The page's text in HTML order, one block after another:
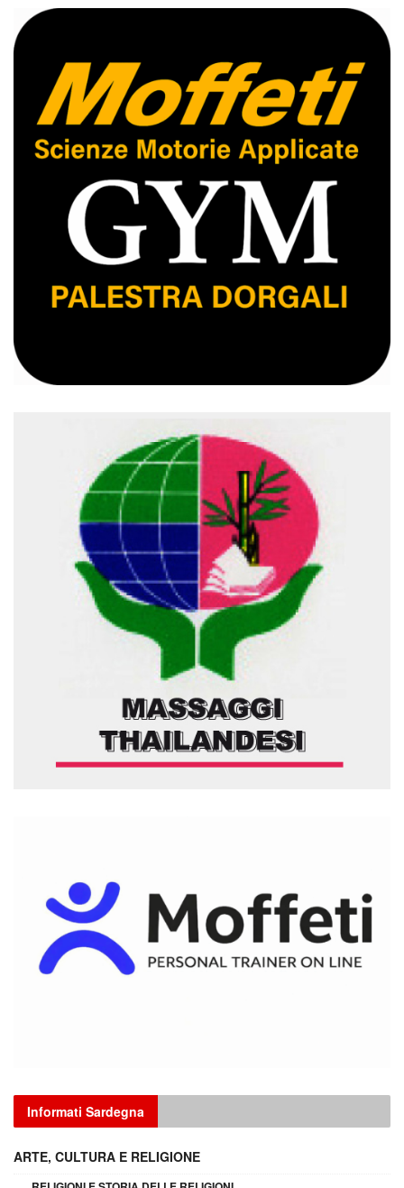
Informati Sardegna
ARTE, CULTURA E RELIGIONE